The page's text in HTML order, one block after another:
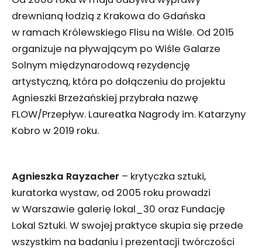
drewnianą łodzią z Krakowa do Gdańska
w ramach Królewskiego Flisu na Wiśle. Od 2015
organizuje na pływającym po Wiśle Galarze
Solnym międzynarodową rezydencję
artystyczną, która po dołączeniu do projektu
Agnieszki Brzeżańskiej przybrała nazwę
FLOW/Przepływ. Laureatka Nagrody im. Katarzyny
Kobro w 2019 roku.
Agnieszka Rayzacher – krytyczka sztuki,
kuratorka wystaw, od 2005 roku prowadzi
w Warszawie galerię lokal_30 oraz Fundację
Lokal Sztuki. W swojej praktyce skupia się przede
wszystkim na badaniu i prezentacji twórczości